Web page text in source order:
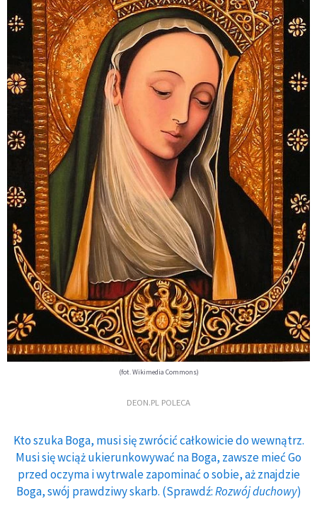
(fot. Wikimedia Commons)
DEON.PL POLECA
Kto szuka Boga, musi się zwrócić całkowicie do wewnątrz.
Musi się wciąż ukierunkowywać na Boga, zawsze mieć Go
przed oczyma i wytrwale zapominać o sobie, aż znajdzie
Boga, swój prawdziwy skarb. (Sprawdź:Rozwój duchowy)